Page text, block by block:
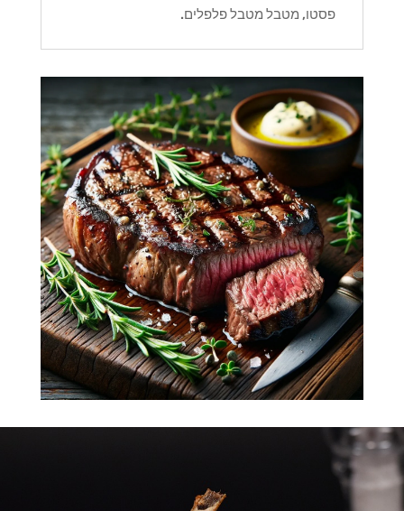
פסטו, מטבל מטבל פלפלים.